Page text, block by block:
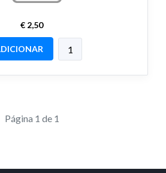
€ 2,50
Página 1 de 1